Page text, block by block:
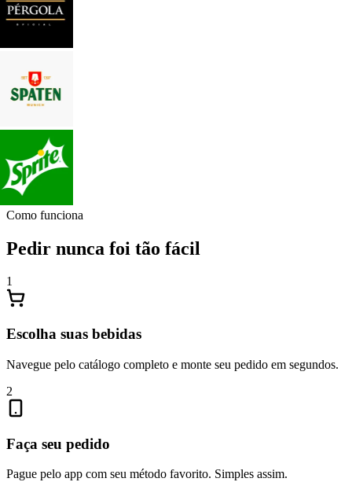
Como funciona
Pedir nunca foi tão fácil
1
Escolha suas bebidas
Navegue pelo catálogo completo e monte seu pedido em segundos.
2
Faça seu pedido
Pague pelo app com seu método favorito. Simples assim.